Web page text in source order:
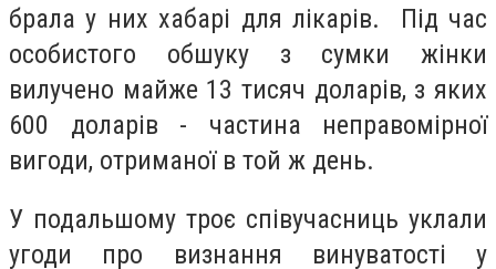
брала у них хабарі для лікарів. Під час
особистого обшуку з сумки жінки
вилучено майже 13 тисяч доларів, з яких
600 доларів - частина неправомірної
вигоди, отриманої в той ж день.
У подальшому троє співучасниць уклали
угоди про визнання винуватості у